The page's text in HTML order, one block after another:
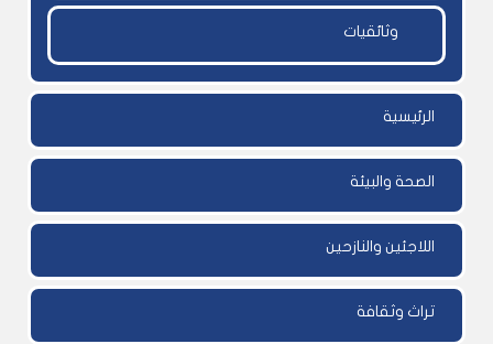
وثائقيات
الرئيسية
الصحة والبيئة
اللاجئين والنازحين
تراث وثقافة